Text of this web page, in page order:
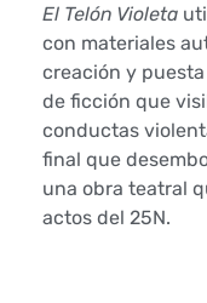
r
v
e
n
c
El Telón Violeta
con materiales
creación y
de ficción que
conductas
final que
una obra teatral
actos del 25N.